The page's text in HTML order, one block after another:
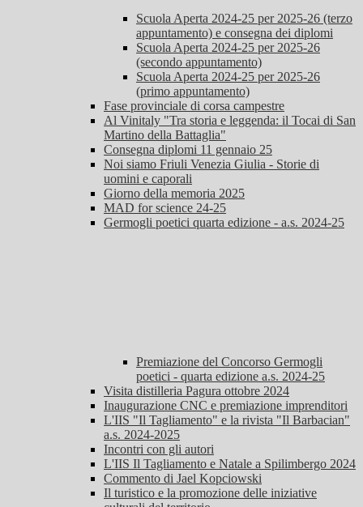
Scuola Aperta 2024-25 per 2025-26 (terzo
appuntamento) e consegna dei diplomi
Scuola Aperta 2024-25 per 2025-26
(secondo appuntamento)
Scuola Aperta 2024-25 per 2025-26
(primo appuntamento)
Fase provinciale di corsa campestre
Al Vinitaly "Tra storia e leggenda: il Tocai di San
Martino della Battaglia"
Consegna diplomi 11 gennaio 25
Noi siamo Friuli Venezia Giulia - Storie di
uomini e caporali
Giorno della memoria 2025
MAD for science 24-25
Germogli poetici quarta edizione - a.s. 2024-25
Premiazione del Concorso Germogli
poetici - quarta edizione a.s. 2024-25
Visita distilleria Pagura ottobre 2024
Inaugurazione CNC e premiazione imprenditori
L'IIS "Il Tagliamento" e la rivista "Il Barbacian"
a.s. 2024-2025
Incontri con gli autori
L'IIS Il Tagliamento e Natale a Spilimbergo 2024
Commento di Jael Kopciowski
Il turistico e la promozione delle iniziative